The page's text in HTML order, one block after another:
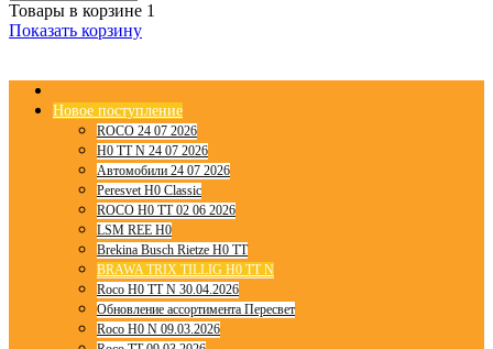
Товары в корзине 1
Показать корзину
Новое поступление
ROCO 24 07 2026
H0 TT N 24 07 2026
Автомобили 24 07 2026
Peresvet H0 Classic
ROCO H0 TT 02 06 2026
LSM REE H0
Brekina Busch Rietze H0 TT
BRAWA TRIX TILLIG H0 TT N
Roco H0 TT N 30.04.2026
Обновление ассортимента Пересвет
Roco H0 N 09.03.2026